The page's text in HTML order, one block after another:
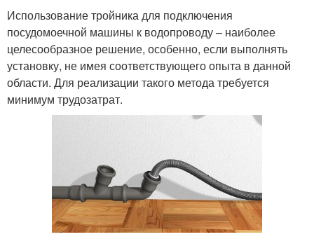
Использование тройника для подключения
посудомоечной машины к водопроводу – наиболее
целесообразное решение, особенно, если выполнять
установку, не имея соответствующего опыта в данной
области. Для реализации такого метода требуется
минимум трудозатрат.